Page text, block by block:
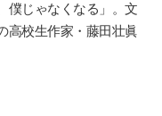
僕じゃなくなる」。文
高校生作家・藤田壮眞